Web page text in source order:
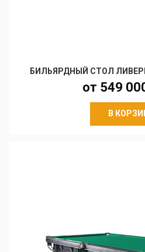
БИЛЬЯРДНЫЙ СТОЛ
от 549
В